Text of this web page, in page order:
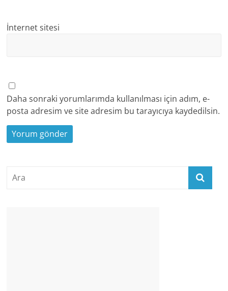
İnternet sitesi
Daha sonraki yorumlarımda kullanılması için adım, e-
posta adresim ve site adresim bu tarayıcıya kaydedilsin.